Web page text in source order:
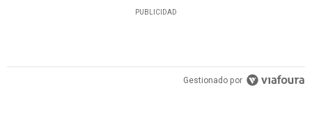
PUBLICIDAD
Gestionado por